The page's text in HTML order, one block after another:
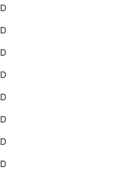
D
D
D
D
D
D
D
D